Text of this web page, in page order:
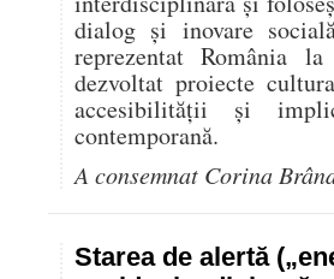
dialog și inovare
reprezentat România
dezvoltat proiecte
accesibilității și
contemporană.
A consemnat Corina
Starea de alertă